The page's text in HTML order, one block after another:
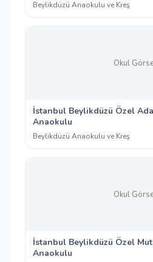
Beylikdüzü Anaokulu ve Kreş
Okul
İstanbul Beylikdüzü Özel
Anaokulu
Beylikdüzü Anaokulu ve Kreş
Okul
İstanbul Beylikdüzü Özel
Anaokulu